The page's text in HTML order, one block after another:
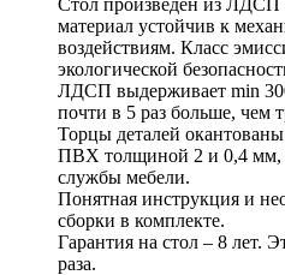
материал устойчив к
воздействиям. Класс
экологической
ЛДСП выдерживает min
почти в 5 раз больше, чем
Торцы деталей
ПВХ толщиной 2 и 0,4 мм,
службы мебели.
Понятная инструкция и
сборки в комплекте.
Гарантия на стол – 8 лет.
раза.